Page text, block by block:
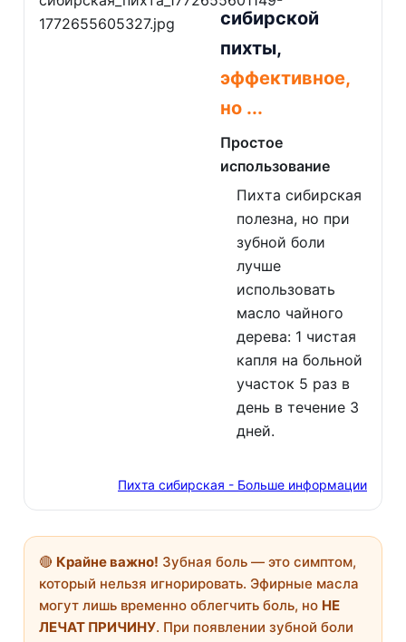
сибирской
пихты,
эффективное,
но ...
Простое
использование
Пихта сибирская
полезна, но при
зубной боли
лучше
использовать
масло чайного
дерева: 1 чистая
капля на больной
участок 5 раз в
день в течение 3
дней.
Пихта сибирская - Больше информации
🔴 Крайне важно! Зубная боль — это симптом,
который нельзя игнорировать. Эфирные масла
могут лишь временно облегчить боль, но НЕ
ЛЕЧАТ ПРИЧИНУ. При появлении зубной боли